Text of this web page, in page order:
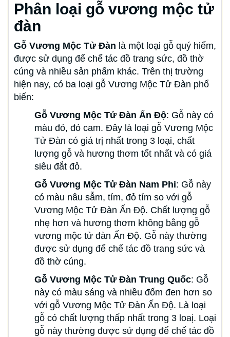
Phân loại gỗ vương mộc tử
đàn
Gỗ Vương Mộc Tử Đàn là một loại gỗ quý hiếm,
được sử dụng để chế tác đồ trang sức, đồ thờ
cúng và nhiều sản phẩm khác. Trên thị trường
hiện nay, có ba loại gỗ Vương Mộc Tử Đàn phổ
biến:
Gỗ Vương Mộc Tử Đàn Ấn Độ: Gỗ này có
màu đỏ, đỏ cam. Đây là loại gỗ Vương Mộc
Tử Đàn có giá trị nhất trong 3 loại, chất
lượng gỗ và hương thơm tốt nhất và có giá
siêu đắt đỏ.
Gỗ Vương Mộc Tử Đàn Nam Phi: Gỗ này
có màu nâu sẫm, tím, đỏ tím so với gỗ
Vương Mộc Tử Đàn Ấn Độ. Chất lượng gỗ
nhẹ hơn và hương thơm không bằng gỗ
vương mộc tử đàn Ấn Độ. Gỗ này thường
được sử dụng để chế tác đồ trang sức và
đồ thờ cúng.
Gỗ Vương Mộc Tử Đàn Trung Quốc: Gỗ
này có màu sáng và nhiều đốm đen hơn so
với gỗ Vương Mộc Tử Đàn Ấn Độ. Là loại
gỗ có chất lượng thấp nhất trong 3 loaị. Loại
gỗ này thường được sử dụng để chế tác đồ